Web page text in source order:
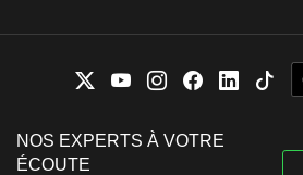
NOS EXPERTS À VOTRE
ÉCOUTE